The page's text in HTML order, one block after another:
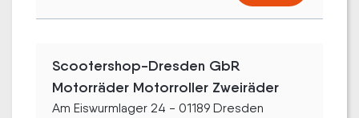
Scootershop-Dresden GbR
Motorräder Motorroller Zweiräder
Am Eiswurmlager 24 - 01189 Dresden